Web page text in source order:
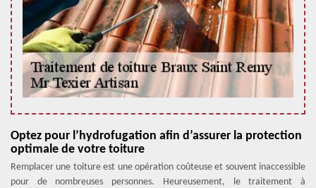
Optez pour l’hydrofugation afin d’assurer la protection
optimale de votre toiture
Remplacer une toiture est une opération coûteuse et souvent inaccessible
pour de nombreuses personnes. Heureusement, le traitement à